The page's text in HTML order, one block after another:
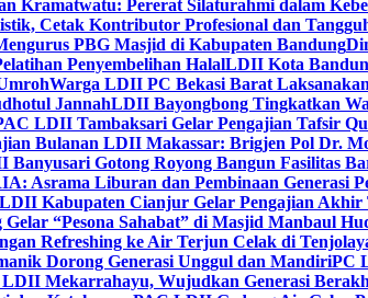
Kramatwatu: Pererat Silaturahmi dalam
Cetak Kontributor Profesional dan
PBG Masjid di Kabupaten Bandung
Penyembelihan HalalLDII Kota
Warga LDII PC Bekasi Barat
JannahLDII Bayongbong Tingkatkan
LDII Tambaksari Gelar Pengajian Tafsir
Bulanan LDII Makassar: Brigjen Pol Dr.
Banyusari Gotong Royong Bangun Fasilitas
Asrama Liburan dan Pembinaan Generasi
Kabupaten Cianjur Gelar Pengajian Akhir
“Pesona Sahabat” di Masjid Manbaul
Refreshing ke Air Terjun Celak di
Dorong Generasi Unggul dan MandiriPC
Mekarrahayu, Wujudkan Generasi